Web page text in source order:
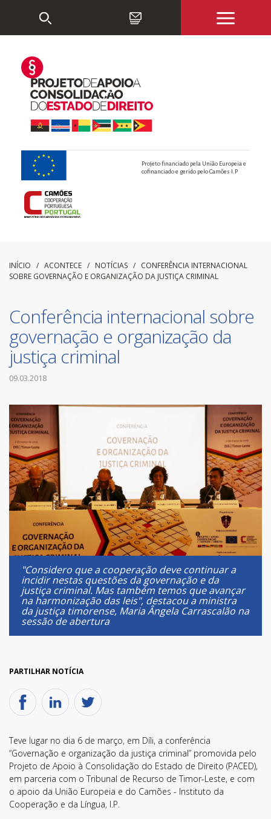
Projeto financiado pela União Europeia e
cofinanciado e gerido pelo Camões I.P
INÍCIO / ACONTECE / NOTÍCIAS / CONFERÊNCIA INTERNACIONAL
SOBRE GOVERNAÇÃO E ORGANIZAÇÃO DA JUSTIÇA CRIMINAL
Conferência internacional sobre
governação e organização da
justiça criminal
09.03.2018
"Considero que a cooperação deve continuar a
incidir nestas questões da governação e da
justiça criminal. Mas também temos que avançar
na harmonização das leis", destacou a ministra
da justiça timorense, Maria Ângela Carrascalão na
sessão de abertura
PARTILHAR NOTÍCIA
Teve lugar no dia 6 de março, em Díli, a conferência
“Governação e organização da justiça criminal” promovida pelo
Projeto de Apoio à Consolidação do Estado de Direito (PACED),
em parceria com o Tribunal de Recurso de Timor-Leste, e com
o apoio da União Europeia e do Camões - Instituto da
Cooperação e da Língua, I.P.